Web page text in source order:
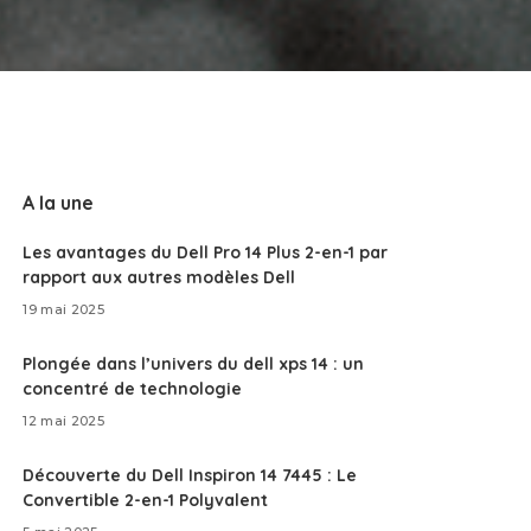
A la une
Les avantages du Dell Pro 14 Plus 2-en-1 par
rapport aux autres modèles Dell
19 mai 2025
Plongée dans l’univers du dell xps 14 : un
concentré de technologie
12 mai 2025
Découverte du Dell Inspiron 14 7445 : Le
Convertible 2-en-1 Polyvalent